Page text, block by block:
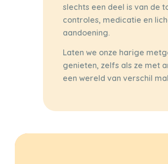
slechts een deel is van de
controles, medicatie en
aandoening.
Laten we onze harige
genieten, zelfs als ze met
een wereld van verschil